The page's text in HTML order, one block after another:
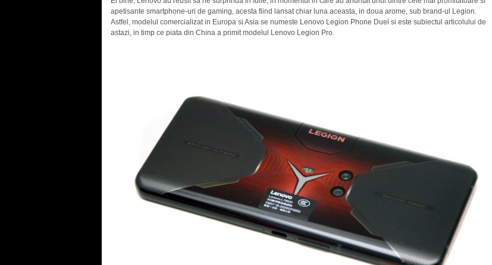
apetisante smartphone-uri de gaming, acesta fiind lansat chiar luna aceasta, in doua arome, sub brand-ul Legion.
Astfel, modelul comercializat in Europa si Asia se numeste Lenovo Legion Phone Duel si este subiectul articolului de
astazi, in timp ce piata din China a primit modelul Lenovo Legion Pro.